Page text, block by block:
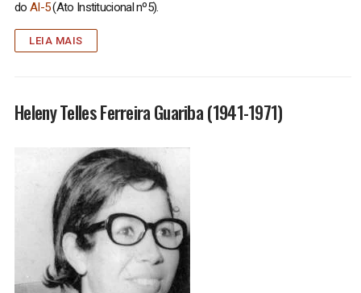
do AI-5(Ato Institucional nº5).
LEIA MAIS
Heleny Telles Ferreira Guariba (1941-1971)